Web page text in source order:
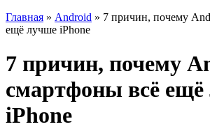
Главная » Android » 7 причин, почему
ещё лучше iPhone
7 причин, почему
смартфоны всё
iPhone